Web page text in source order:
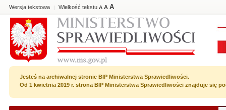
Wersja tekstowa | Wielkość tekstu A A A
Jesteś na archiwalnej stronie BIP Ministerstwa Sprawiedliwości.
Od 1 kwietnia 2019 r. strona BIP Ministerstwa Sprawiedliwości znajduje się